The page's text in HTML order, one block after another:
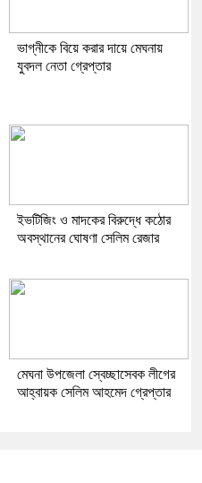
ভাগ্নীকে বিয়ে করার দায়ে মেঘনায়
যুবদল নেতা গ্রেপ্তার
ইভটিজিং ও মাদকের বিরুদ্ধে কঠোর
অবস্থানের ঘোষণা সেলিম রেজার
মেঘনা উপজেলা স্বেচ্ছাসেবক লীগের
আহ্বায়ক সেলিম আহমেদ গ্রেপ্তার